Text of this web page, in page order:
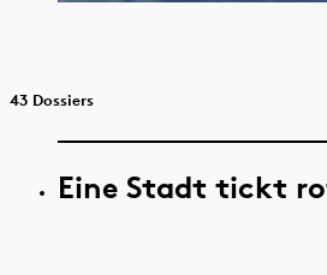
43 Dossiers
Eine Stadt tickt